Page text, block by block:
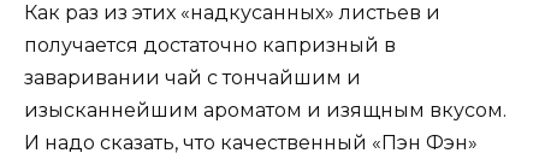
Как раз из этих «надкусанных» листьев и
получается достаточно капризный в
заваривании чай с тончайшим и
изысканнейшим ароматом и изящным вкусом.
И надо сказать, что качественный «Пэн Фэн»